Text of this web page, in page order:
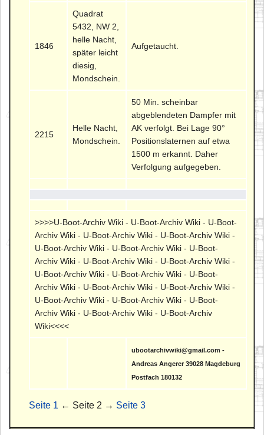
1846
Quadrat
5432, NW 2,
helle Nacht,
später leicht
diesig,
Mondschein.
Aufgetaucht.
2215
Helle Nacht,
Mondschein.
50 Min. scheinbar
abgeblendeten Dampfer mit
AK verfolgt. Bei Lage 90°
Positionslaternen auf etwa
1500 m erkannt. Daher
Verfolgung aufgegeben.
>>>>U-Boot-Archiv Wiki - U-Boot-Archiv Wiki - U-Boot-
Archiv Wiki - U-Boot-Archiv Wiki - U-Boot-Archiv Wiki -
U-Boot-Archiv Wiki - U-Boot-Archiv Wiki - U-Boot-
Archiv Wiki - U-Boot-Archiv Wiki - U-Boot-Archiv Wiki -
U-Boot-Archiv Wiki - U-Boot-Archiv Wiki - U-Boot-
Archiv Wiki - U-Boot-Archiv Wiki - U-Boot-Archiv Wiki -
U-Boot-Archiv Wiki - U-Boot-Archiv Wiki - U-Boot-
Archiv Wiki - U-Boot-Archiv Wiki - U-Boot-Archiv
Wiki<<<<
ubootarchivwiki@gmail.com -
Andreas Angerer 39028 Magdeburg
Postfach 180132
Seite 1 ← Seite 2 → Seite 3